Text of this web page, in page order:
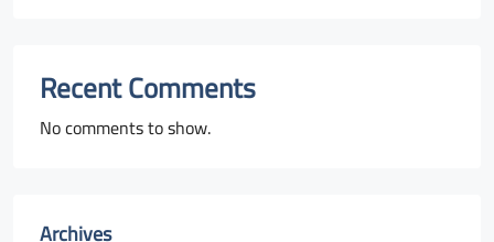
Recent Comments
No comments to show.
Archives